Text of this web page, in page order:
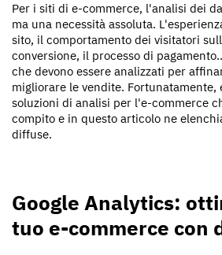
Per i siti di e-commerce, l'analisi dei
ma una necessità assoluta.
sito, il comportamento dei visitatori
conversione, il processo di
che devono essere analizzati per
migliorare le vendite. Fortunatamente,
soluzioni di analisi per l'e-commerce
compito e in questo articolo ne
diffuse.
Google Analytics:
tuo e-commerce con